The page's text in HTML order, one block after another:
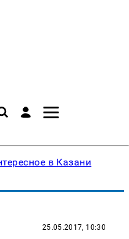
в Казани
25.05.2017, 10:30